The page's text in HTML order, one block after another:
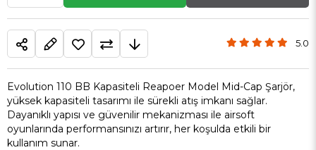
5.0
Evolution 110 BB Kapasiteli Reapoer Model Mid-Cap Şarjör,
yüksek kapasiteli tasarımı ile sürekli atış imkanı sağlar.
Dayanıklı yapısı ve güvenilir mekanizması ile airsoft
oyunlarında performansınızı artırır, her koşulda etkili bir
kullanım sunar.